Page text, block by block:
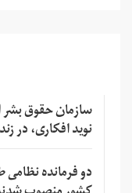
سازمان حقوق
نوید افکاری، در
دو فرمانده